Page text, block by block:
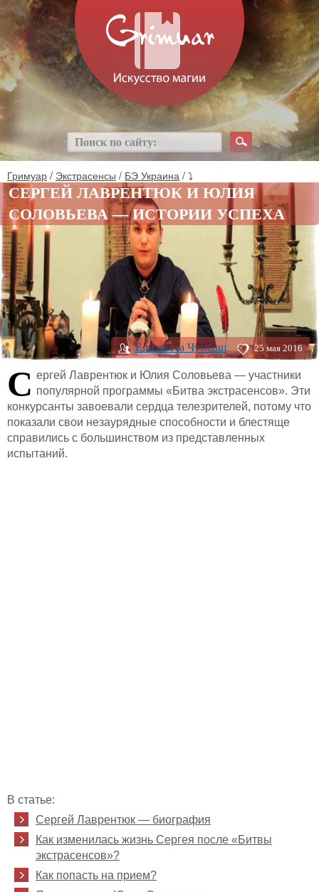
Гримуар / Экстрасенсы / БЭ Украина / ⤵
СЕРГЕЙ ЛАВРЕНТЮК И ЮЛИЯ
СОЛОВЬЕВА — ИСТОРИИ УСПЕХА
Елизавета Чумбаш 25 мая 2016
С ергей Лаврентюк и Юлия Соловьева — участники
популярной программы «Битва экстрасенсов». Эти
конкурсанты завоевали сердца телезрителей, потому что
показали свои незаурядные способности и блестяще
справились с большинством из представленных
испытаний.
В статье:
Сергей Лаврентюк — биография
Как изменилась жизнь Сергея после «Битвы
экстрасенсов»?
Как попасть на прием?